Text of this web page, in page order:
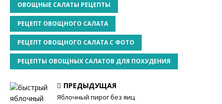
ОВОЩНЫЕ САЛАТЫ РЕЦЕПТЫ
РЕЦЕПТ ОВОЩНОГО САЛАТА
РЕЦЕПТ ОВОЩНОГО САЛАТА С ФОТО
РЕЦЕПТЫ ОВОЩНЫХ САЛАТОВ ДЛЯ ПОХУДЕНИЯ
ПРЕДЫДУЩАЯ
Яблочный пирог без яиц